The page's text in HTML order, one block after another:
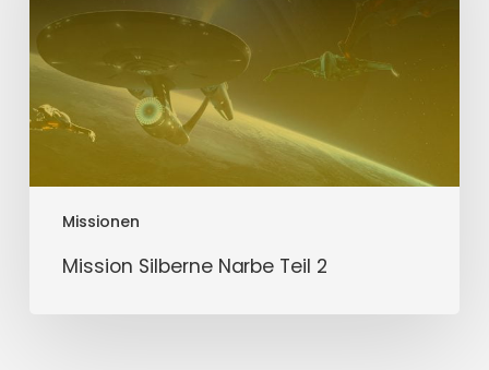
Missionen
Mission Silberne Narbe Teil 2